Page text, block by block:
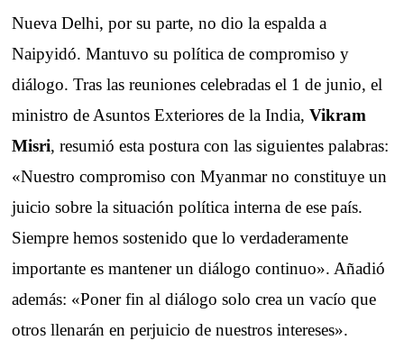
Nueva Delhi, por su parte, no dio la espalda a
Naipyidó. Mantuvo su política de compromiso y
diálogo. Tras las reuniones celebradas el 1 de junio, el
ministro de Asuntos Exteriores de la India,Vikram
Misri, resumió esta postura con las siguientes palabras:
«Nuestro compromiso con Myanmar no constituye un
juicio sobre la situación política interna de ese país.
Siempre hemos sostenido que lo verdaderamente
importante es mantener un diálogo continuo». Añadió
además: «Poner fin al diálogo solo crea un vacío que
otros llenarán en perjuicio de nuestros intereses».